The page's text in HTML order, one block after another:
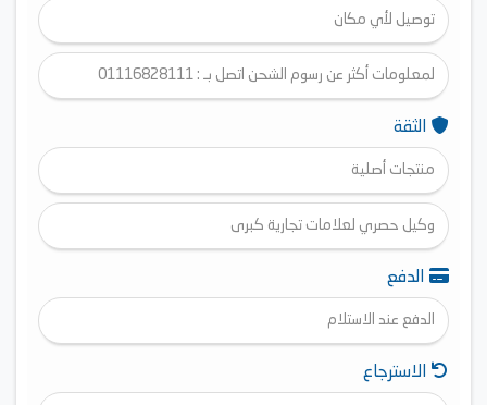
توصيل لأي مكان
لمعلومات أكثر عن رسوم الشحن اتصل بـ : 01116828111
الثقة
منتجات أصلية
وكيل حصري لعلامات تجارية كبرى
الدفع
الدفع عند الاستلام
الاسترجاع